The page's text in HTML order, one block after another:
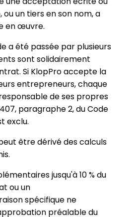
ou un tiers en son nom, a
en œuvre.
a été passée par plusieurs
sont solidairement
Si KlopPro accepte la
entrepreneurs, chaque
de ses propres
paragraphe 2, du Code
exclu.
être dérivé des calculs
jusqu'à 10 % du
ou un
spécifique ne
préalable du